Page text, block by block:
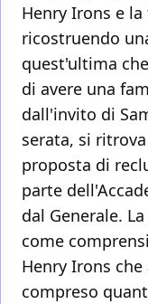
Henry Irons e
ricostruendo
quest'ultima
di avere una
dall'invito di
serata, si
proposta di
parte
dal Generale.
come
Henry Irons
compreso